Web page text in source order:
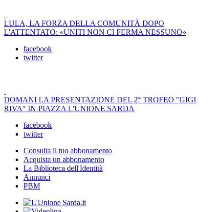
LULA, LA FORZA DELLA COMUNITÀ DOPO
L'ATTENTATO: «UNITI NON CI FERMA NESSUNO»
facebook
twitter
DOMANI LA PRESENTAZIONE DEL 2° TROFEO "GIGI
RIVA" IN PIAZZA L'UNIONE SARDA
facebook
twitter
Consulta il tuo abbonamento
Acquista un abbonamento
La Biblioteca dell'Identità
Annunci
PBM